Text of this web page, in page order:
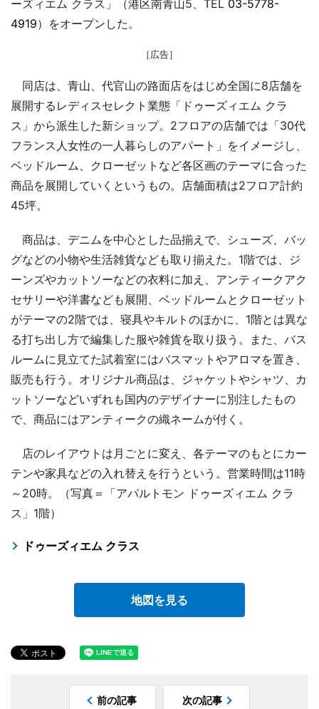
ーズィエム クラス」（港区南青山5、TEL 03-5778-
4919）をオープンした。
［広告］
同店は、青山、代官山の路面店をはじめ全国に8店舗を
展開するレディスセレクト業態「ドゥーズィエム クラ
ス」から派生した新ショップ。2フロアの店舗では「30代
フランス人女性の一人暮らしのアパート」をイメージし、
ベッドルーム、クローゼットなど各区画のテーマに合った
商品を展開していくというもの。店舗面積は2フロア計約
45坪。
商品は、デニムを中心とした品揃えで、シューズ、バッ
グなどの小物や生活雑貨なども取り揃えた。1階では、ジ
ーンズやカットソーなどの衣料に加え、アンティークアク
セサリーや洋書なども展開、ベッドルームとクローゼット
がテーマの2階では、寝具やキルトのほかに、1階とは異な
る打ち出し方で編集した服や雑貨を取り扱う。また、バス
ルームに見立てた試着室にはバスマットやアロマを置き、
販売も行う。オリジナル商品は、ジャケットやシャツ、カ
ットソーなどいずれも国内のデザイナーに別注したもの
で、商品にはアンティークの織ネームが付く。
店のレイアウトは月ごとに変え、各テーマのもとにカー
テンや家具などの入れ替えを行うという。営業時間は11時
～20時。（写真＝「アパルトモン ドゥーズィエム クラ
ス」1階）
ドゥーズィエム クラス
地図を見る
前の記事 次の記事